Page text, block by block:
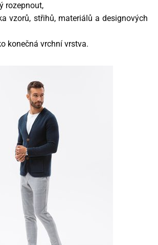
rozepnout,
vzorů, střihů, materiálů a designových
konečná vrchní vrstva.